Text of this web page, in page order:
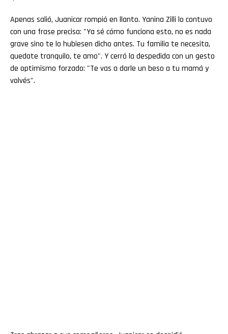
Apenas salió, Juanicar rompió en llanto. Yanina Zilli lo contuvo
con una frase precisa: "Ya sé cómo funciona esto, no es nada
grave sino te lo hubiesen dicho antes. Tu familia te necesita,
quedate tranquilo, te amo". Y cerró la despedida con un gesto
de optimismo forzado: "Te vas a darle un beso a tu mamá y
volvés".